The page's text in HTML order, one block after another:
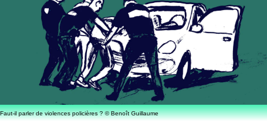
Faut-il parler de violences policières ? © Benoît Guillaume